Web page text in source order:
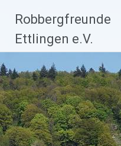
Robbergfreunde
Ettlingen e.V.